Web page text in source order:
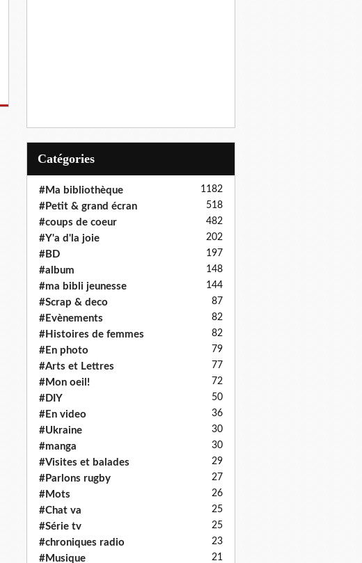
Catégories
#Ma bibliothèque 1182
#Petit & grand écran 518
#coups de coeur 482
#Y'a d'la joie 202
#BD 197
#album 148
#ma bibli jeunesse 144
#Scrap & deco 87
#Evènements 82
#Histoires de femmes 82
#En photo 79
#Arts et Lettres 77
#Mon oeil! 72
#DIY 50
#En video 36
#Ukraine 30
#manga 30
#Visites et balades 29
#Parlons rugby 27
#Mots 26
#Chat va 25
#Série tv 25
#chroniques radio 23
#Musique 21